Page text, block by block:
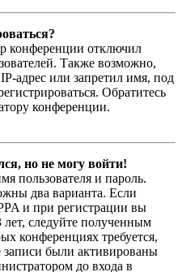
конференции отключил
Также возможно,
адрес или запретил имя, под
Обратитесь
конференции.
но не могу войти!
пользователя и пароль.
два варианта. Если
и при регистрации вы
лет, следуйте полученным
конференциях требуется,
были активированы
до входа в